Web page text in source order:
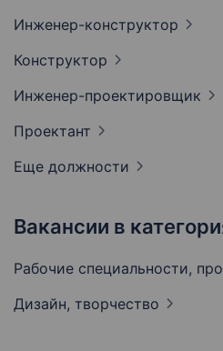
Инженер-конструктор
Конструктор
Инженер-проектировщик
Проектант
Еще должности
Вакансии в
Рабочие специальности,
Дизайн, творчество